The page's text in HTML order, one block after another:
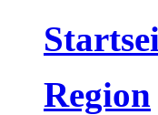
Region